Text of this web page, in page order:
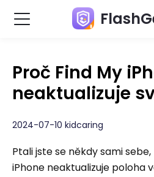
Proč Find My
neaktualizuje
2024-07-10 kidcaring
Ptali jste se někdy sami
iPhone neaktualizuje poloha